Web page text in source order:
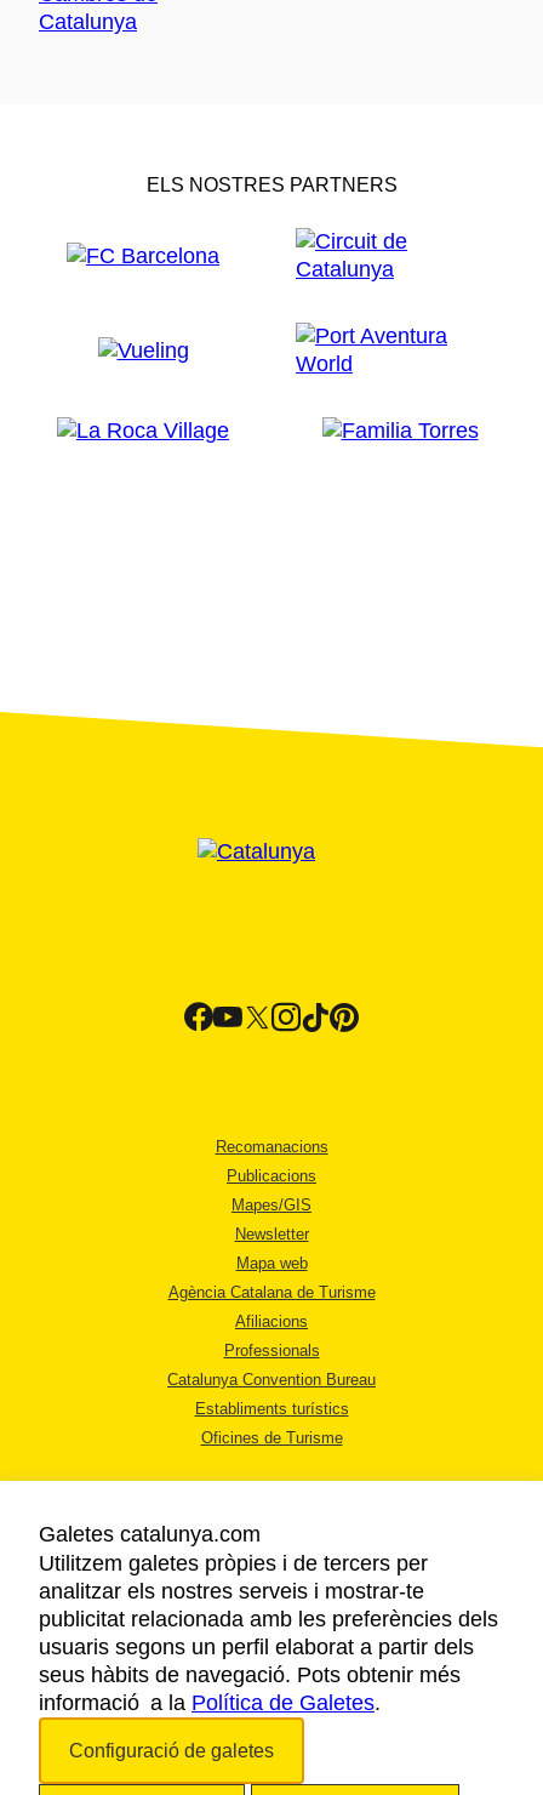
ELS NOSTRES PARTNERS
Recomanacions
Publicacions
Mapes/GIS
Newsletter
Mapa web
Agència Catalana de Turisme
Afiliacions
Professionals
Catalunya Convention Bureau
Establiments turístics
Oficines de Turisme
AVÍS LEGAL
POLÍTICA DE PRIVACITAT
COOKIES
ACCESSIBILITAT
Galetes catalunya.com
Utilitzem galetes pròpies i de tercers per
analitzar els nostres serveis i mostrar-te
publicitat relacionada amb les preferències dels
usuaris segons un perfil elaborat a partir dels
seus hàbits de navegació. Pots obtenir més
informació a la Política de Galetes.
Configuració de galetes